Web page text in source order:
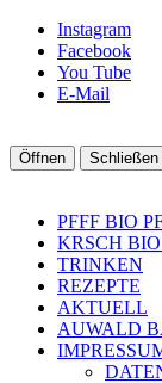
Instagram
Facebook
You Tube
E-Mail
Öffnen Schließen
PFFF BIO
KRSCH
TRINKEN
REZEPTE
AKTUELL
AUWALD